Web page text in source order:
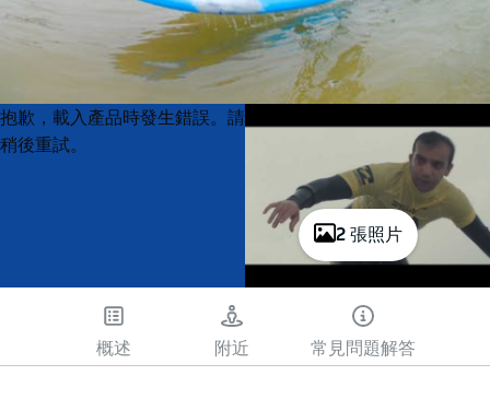
2 張照片
Product
List
Product
List
抱歉，載入產品時發生錯誤。請
稍後重試。
概述 附近 常見問題解答